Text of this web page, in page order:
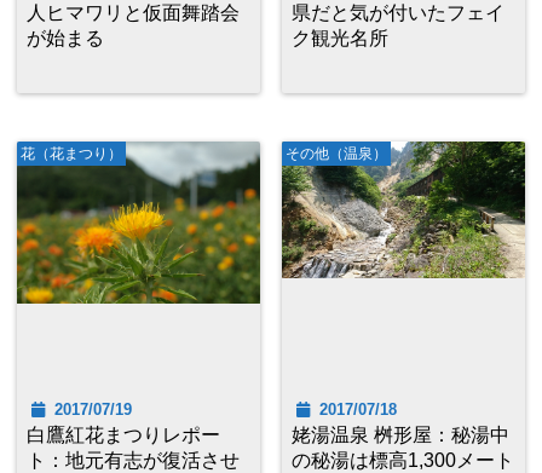
人ヒマワリと仮面舞踏会
が始まる
県だと気が付いたフェイ
ク観光名所
花（花まつり）
2017/07/19
白鷹紅花まつりレポー
ト：地元有志が復活させ
その他（温泉）
2017/07/18
姥湯温泉 桝形屋：秘湯中
の秘湯は標高1,300メート